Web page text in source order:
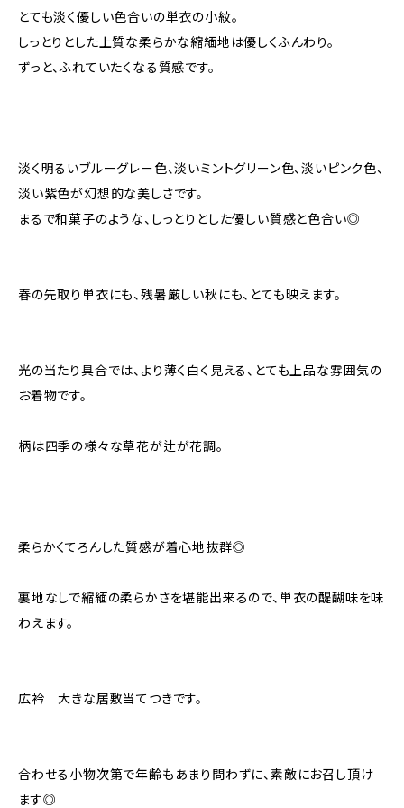
とても淡く優しい色合いの単衣の小紋。
しっとりとした上質な柔らかな縮緬地は優しくふんわり。
ずっと、ふれていたくなる質感です。
淡く明るいブルーグレー色、淡いミントグリーン色、淡いピンク色、
淡い紫色が幻想的な美しさです。
まるで和菓子のような、しっとりとした優しい質感と色合い◎
春の先取り単衣にも、残暑厳しい秋にも、とても映えます。
光の当たり具合では、より薄く白く見える、とても上品な雰囲気の
お着物です。
柄は四季の様々な草花が辻が花調。
柔らかくてろんした質感が着心地抜群◎
裏地なしで縮緬の柔らかさを堪能出来るので、単衣の醍醐味を味
わえます。
広衿 大きな居敷当てつきです。
合わせる小物次第で年齢もあまり問わずに、素敵にお召し頂け
ます◎